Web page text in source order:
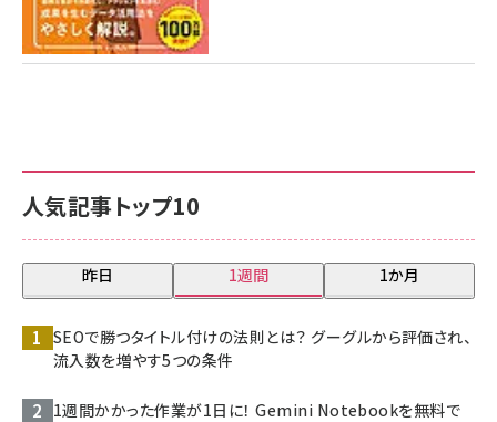
人気記事トップ10
昨日 1週間 1か月
SEOで勝つタイトル付けの法則とは？ グーグルから評価され、
流入数を増やす5つの条件
1週間かかった作業が1日に！ Gemini Notebookを無料で